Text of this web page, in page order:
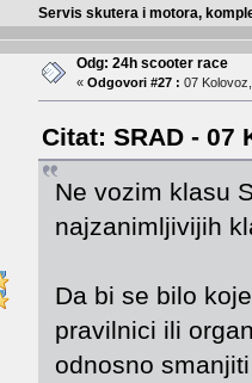
Servis skutera i motora,
Odg: 24h scooter race
« Odgovori #27 : 07
Citat: SRAD - 07
Ne vozim klasu
najzanimljivijih
Da bi se bilo
pravilnici ili
odnosno